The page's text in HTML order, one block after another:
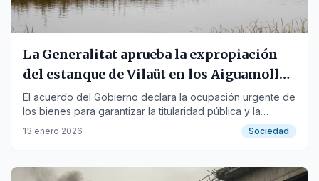
La Generalitat aprueba la expropiación
del estanque de Vilaüt en los Aiguamolls
de l'Empordà
El acuerdo del Gobierno declara la ocupación urgente de
los bienes para garantizar la titularidad pública y la
conservación de las 29 hectáreas.
13 enero 2026 Sociedad